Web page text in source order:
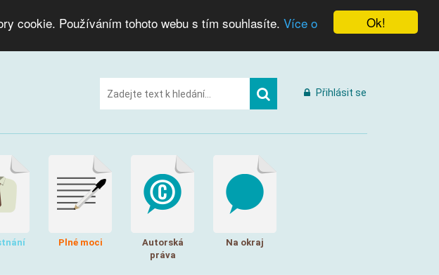
Ok!
cookie. Používáním tohoto webu s tím souhlasíte. Více o
Přihlásit se
Plné moci
Autorská
práva
Na okraj